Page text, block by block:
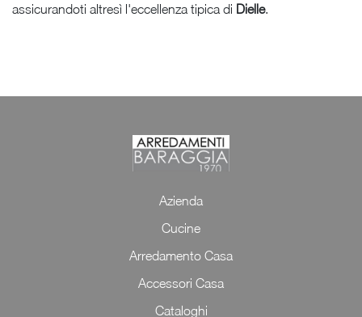
assicurandoti altresì l'eccellenza tipica di Dielle.
Azienda
Cucine
Arredamento Casa
Accessori Casa
Cataloghi